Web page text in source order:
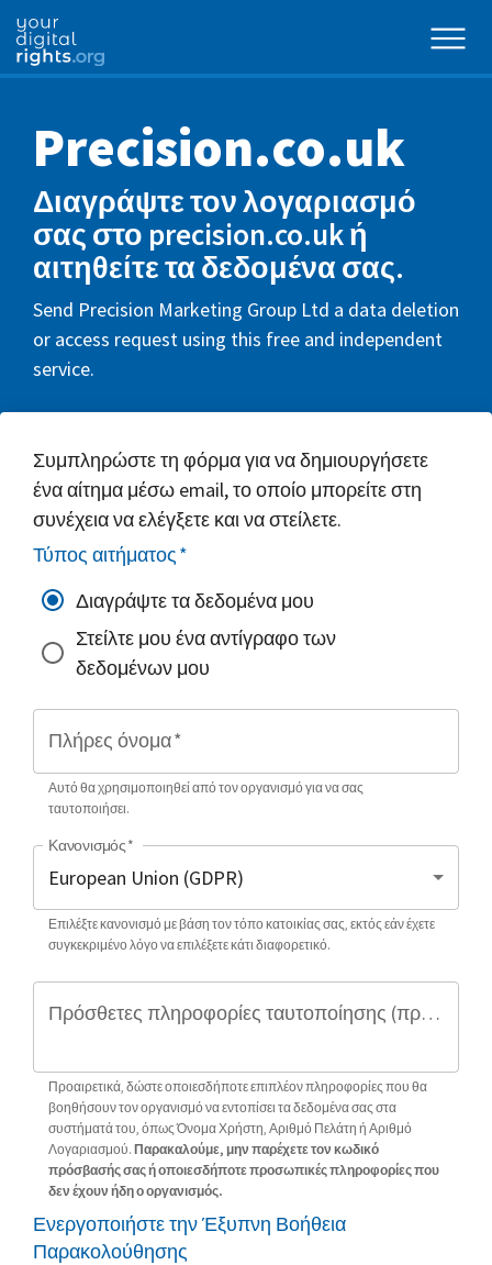
Precision.co.uk
Διαγράψτε τον λογαριασμό
σας στο precision.co.uk ή
αιτηθείτε τα δεδομένα σας.
Send Precision Marketing Group Ltd a data deletion
or access request using this free and independent
service.
Συμπληρώστε τη φόρμα για να δημιουργήσετε
ένα αίτημα μέσω email, το οποίο μπορείτε στη
συνέχεια να ελέγξετε και να στείλετε.
Τύπος αιτήματος*
Διαγράψτε τα δεδομένα μου
Στείλτε μου ένα αντίγραφο των
δεδομένων μου
Πλήρες όνομα*
Αυτό θα χρησιμοποιηθεί από τον οργανισμό για να σας
ταυτοποιήσει.
Κανονισμός*
Επιλέξτε κανονισμό με βάση τον τόπο κατοικίας σας, εκτός εάν έχετε
συγκεκριμένο λόγο να επιλέξετε κάτι διαφορετικό.
Πρόσθετες πληροφορίες ταυτοποίησης (προαιρετικό)
Προαιρετικά, δώστε οποιεσδήποτε επιπλέον πληροφορίες που θα
βοηθήσουν τον οργανισμό να εντοπίσει τα δεδομένα σας στα
συστήματά του, όπως Όνομα Χρήστη, Αριθμό Πελάτη ή Αριθμό
Λογαριασμού. Παρακαλούμε, μην παρέχετε τον κωδικό
πρόσβασής σας ή οποιεσδήποτε προσωπικές πληροφορίες που
δεν έχουν ήδη ο οργανισμός.
Ενεργοποιήστε την Έξυπνη Βοήθεια
Παρακολούθησης